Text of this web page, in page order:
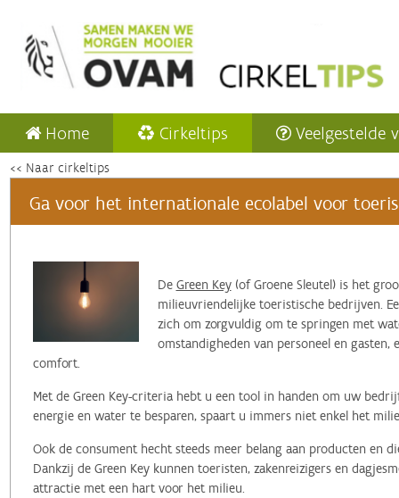
Home Cirkeltips Veelgestelde
<< Naar cirkeltips
Ga voor het internationale ecolabel voor
De Green Key(of Groene Sleutel) is het
milieuvriendelijke toeristische bedrijven.
zich om zorgvuldig om te springen met
omstandigheden van personeel en gasten,
comfort.
Met de Green Key-criteria hebt u een tool in handen om uw
energie en water te besparen, spaart u immers niet enkel het
Ook de consument hecht steeds meer belang aan producten en
Dankzij de Green Key kunnen toeristen, zakenreizigers en
attractie met een hart voor het milieu.